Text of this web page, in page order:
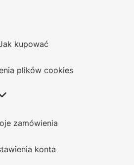
kupować
plików cookies
zamówienia
konta